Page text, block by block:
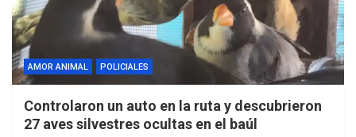
AMOR ANIMAL POLICIALES
Controlaron un auto en la ruta y descubrieron
27 aves silvestres ocultas en el baúl